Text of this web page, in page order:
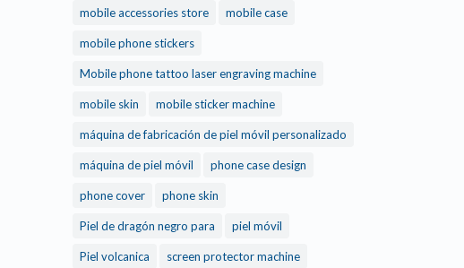
mobile accessories store mobile case
mobile phone stickers
Mobile phone tattoo laser engraving machine
mobile skin mobile sticker machine
máquina de fabricación de piel móvil personalizado
máquina de piel móvil phone case design
phone cover phone skin
Piel de dragón negro para piel móvil
Piel volcanica screen protector machine